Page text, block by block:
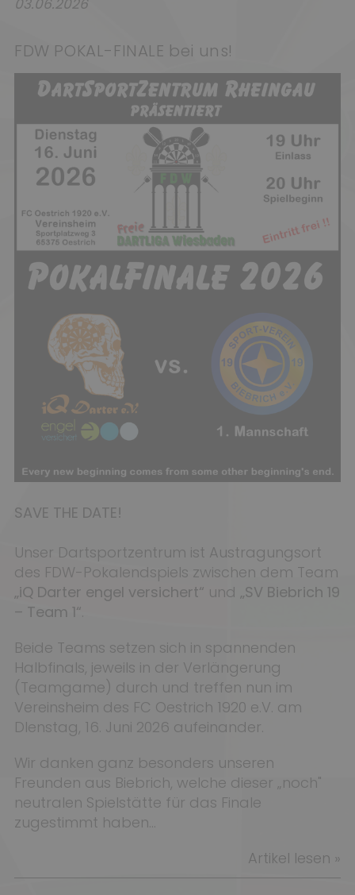
03.06.2026
FDW POKAL-FINALE bei uns!
SAVE THE DATE!
Unser Dartsportzentrum ist Austragungsort
des FDW-Pokalendspiels zwischen dem Team
„iQ Darter engel versichert“ und „SV Biebrich 19
– Team 1“.
Beide Teams setzen sich in spannenden
Halbfinals, jeweils in der Verlängerung
(Teamgame) durch und treffen nun im
Vereinsheim des FC Oestrich 1920 e.V. am
DIenstag, 16. Juni 2026 aufeinander.
Wir danken ganz besonders unseren
Freunden aus Biebrich, welche dieser „noch"
neutralen Spielstätte für das Finale
zugestimmt haben...
Artikel lesen »